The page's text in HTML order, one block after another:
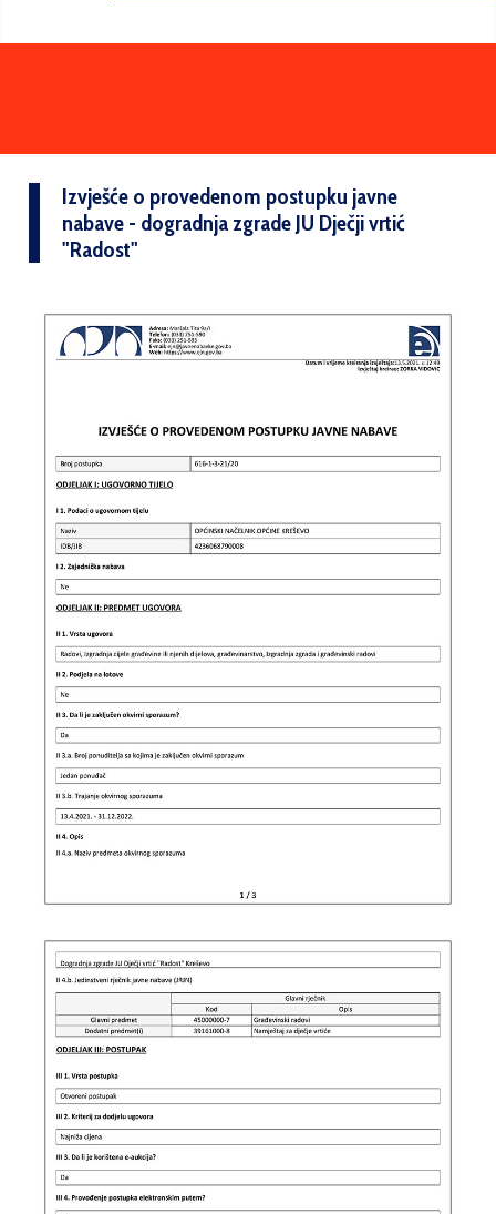
Izvješće o provedenom postupku javne
nabave - dogradnja zgrade JU Dječji vrtić
"Radost"